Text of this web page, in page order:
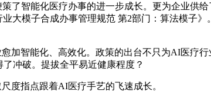
了智能化医疗办事的进一步成长。更为企业供
模子合成办事管理规范 第2部门：算法模子》
智能化、高效化。政策的出台不只为AI医疗行
冲破。提拔全平易近健康程度？
指点跟着AI医疗手艺的飞速成长。